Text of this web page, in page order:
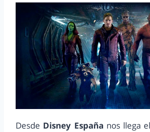
Desde Disney España nos llega